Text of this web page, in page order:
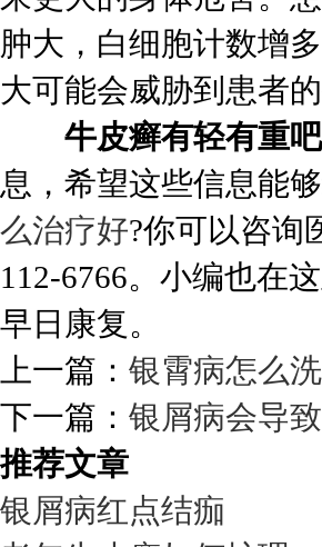
肿大，白细胞计数增
大可能会威胁到患者
牛皮癣有轻有重
息，希望这些信息能
么治疗好?你可以咨询
112-6766。小编也在
早日康复。
上一篇： 银霄病怎么
下一篇： 银屑病会导
推荐文章
银屑病红点结痂